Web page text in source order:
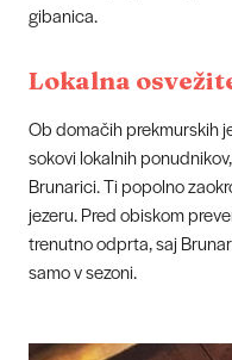
gibanica.
Lokalna
Ob domačih prekmurskih
sokovi lokalnih
Brunarici. Ti popolno
jezeru. Pred obiskom
trenutno odprta, saj
samo v sezoni.